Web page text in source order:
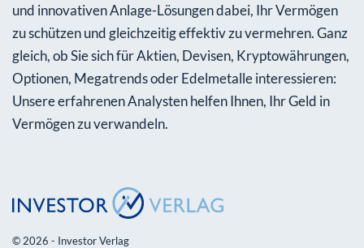
und innovativen Anlage-Lösungen dabei, Ihr Vermögen
zu schützen und gleichzeitig effektiv zu vermehren. Ganz
gleich, ob Sie sich für Aktien, Devisen, Kryptowährungen,
Optionen, Megatrends oder Edelmetalle interessieren:
Unsere erfahrenen Analysten helfen Ihnen, Ihr Geld in
Vermögen zu verwandeln.
© 2026 - Investor Verlag